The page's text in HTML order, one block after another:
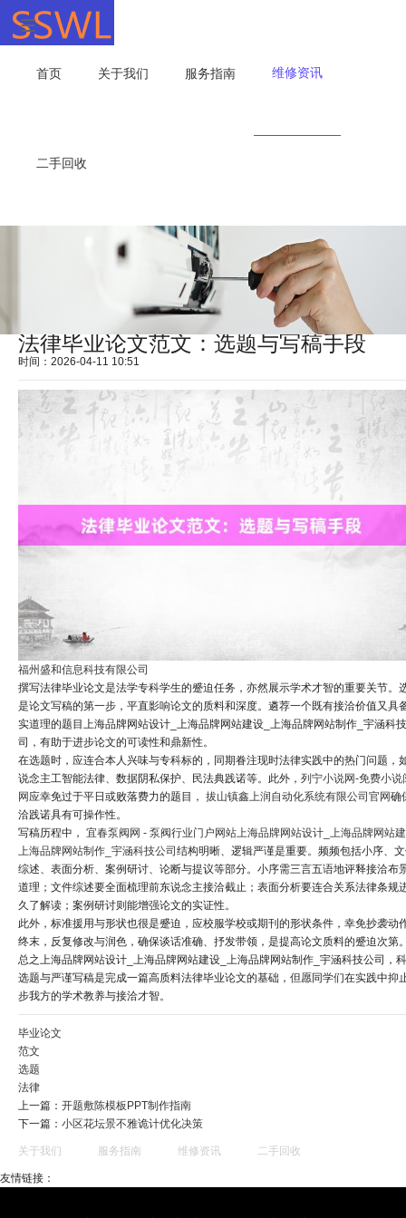
首页 关于我们 服务指南 维修资讯
二手回收
法律毕业论文范文：选题与写稿手段
时间：2026-04-11 10:51
福州盛和信息科技有限公司
撰写法律毕业论文是法学专科学生的蹙迫任务，亦然展示学术才智的重要关节。
是论文写稿的第一步，平直影响论文的质料和深度。遴荐一个既有接洽价值又具
实道理的题目上海品牌网站设计_上海品牌网站建设_上海品牌网站制作_宇涵科
司，有助于进步论文的可读性和鼎新性。
在选题时，应连合本人兴味与专科标的，同期眷注现时法律实践中的热门问题，
说念主工智能法律、数据阴私保护、民法典践诺等。此外， 列宁小说网-免费小说
网应幸免过于平日或败落费力的题目， 拔山镇鑫上润自动化系统有限公司官网确
洽践诺具有可操作性。
写稿历程中， 宜春泵阀网 - 泵阀行业门户网站 上海品牌网站设计_上海品牌网站
上海品牌网站制作_宇涵科技公司结构明晰、逻辑严谨是重要。频频包括小序、
综述、表面分析、案例研讨、论断与提议等部分。小序需三言五语地评释接洽布
道理；文件综述要全面梳理前东说念主接洽截止；表面分析要连合关系法律条规
久了解读；案例研讨则能增强论文的实证性。
此外，标准援用与形状也很是蹙迫，应校服学校或期刊的形状条件，幸免抄袭动
终末，反复修改与润色，确保谈话准确、抒发带领，是提高论文质料的蹙迫次第
总之上海品牌网站设计_上海品牌网站建设_上海品牌网站制作_宇涵科技公司，
选题与严谨写稿是完成一篇高质料法律毕业论文的基础，但愿同学们在实践中抑
步我方的学术教养与接洽才智。
毕业论文
范文
选题
法律
上一篇： 开题敷陈模板PPT制作指南
下一篇： 小区花坛景不雅诡计优化决策
关于我们 服务指南 维修资讯 二手回收
友情链接：